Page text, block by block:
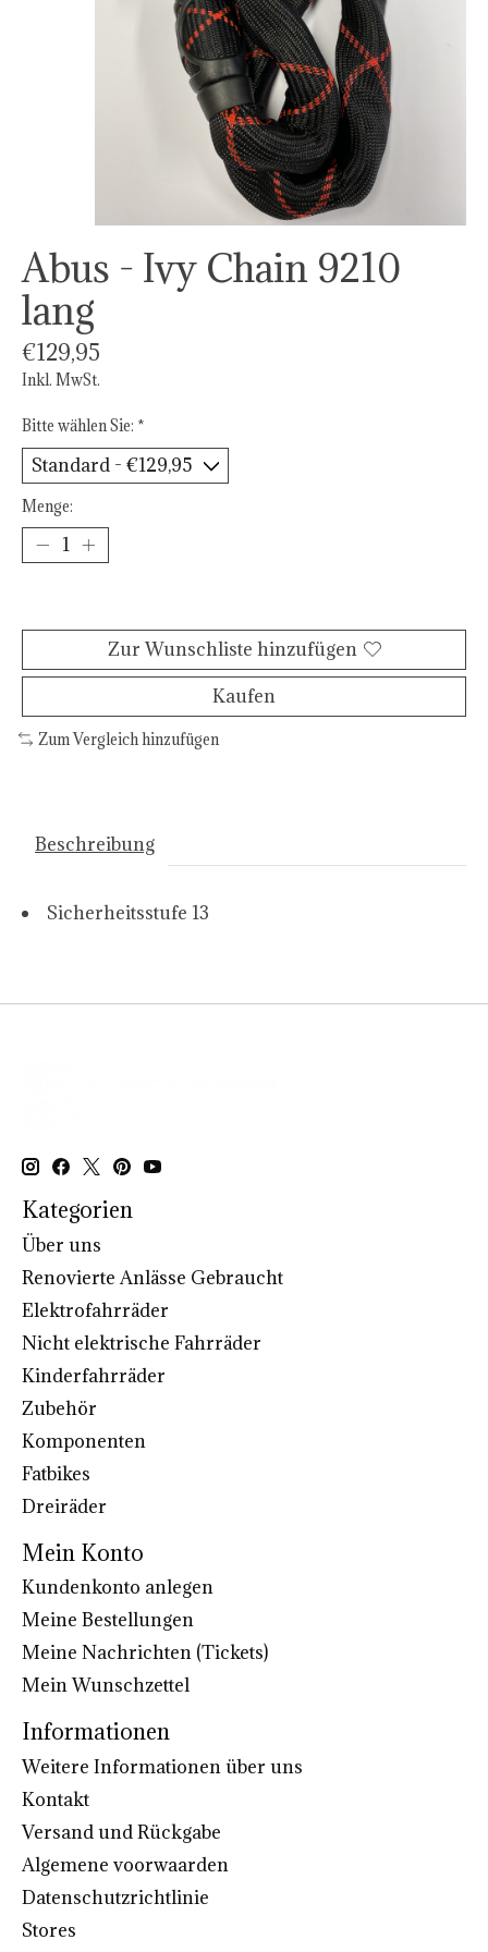
Abus - Ivy Chain 9210
lang
€129,95
Inkl. MwSt.
Bitte wählen Sie: *
Menge:
Zur Wunschliste hinzufügen
Kaufen
Zum Vergleich hinzufügen
Beschreibung
Sicherheitsstufe 13
Kategorien
Über uns
Renovierte Anlässe Gebraucht
Elektrofahrräder
Nicht elektrische Fahrräder
Kinderfahrräder
Zubehör
Komponenten
Fatbikes
Dreiräder
Mein Konto
Kundenkonto anlegen
Meine Bestellungen
Meine Nachrichten (Tickets)
Mein Wunschzettel
Informationen
Weitere Informationen über uns
Kontakt
Versand und Rückgabe
Algemene voorwaarden
Datenschutzrichtlinie
Stores